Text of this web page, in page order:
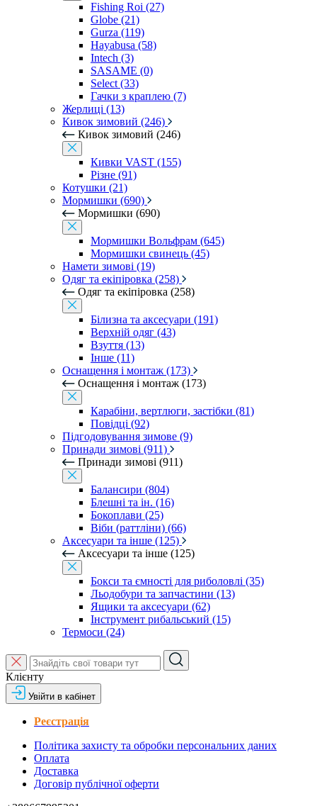
Fishing Roi (27)
Globe (21)
Gurza (119)
Hayabusa (58)
Intech (3)
SASAME (0)
Select (33)
Гачки з краплею (7)
Жерлиці (13)
Кивок зимовий (246)
Кивок зимовий (246)
Кивки VAST (155)
Різне (91)
Котушки (21)
Мормишки (690)
Мормишки (690)
Мормишки Вольфрам (645)
Мормишки свинець (45)
Намети зимові (19)
Одяг та екіпіровка (258)
Одяг та екіпіровка (258)
Білизна та аксесуари (191)
Верхній одяг (43)
Взуття (13)
Інше (11)
Оснащення і монтаж (173)
Оснащення і монтаж (173)
Карабіни, вертлюги, застібки (81)
Повідці (92)
Підгодовування зимове (9)
Принади зимові (911)
Принади зимові (911)
Балансири (804)
Блешні та ін. (16)
Бокоплави (25)
Віби (раттліни) (66)
Аксесуари та інше (125)
Аксесуари та інше (125)
Бокси та ємності для риболовлі (35)
Льодобури та запчастини (13)
Ящики та аксесуари (62)
Інструмент рибальський (15)
Термоси (24)
Клієнту
Увійти в кабінет
Реєстрація
Політика захисту та обробки персональних даних
Оплата
Доставка
Договір публічної оферти